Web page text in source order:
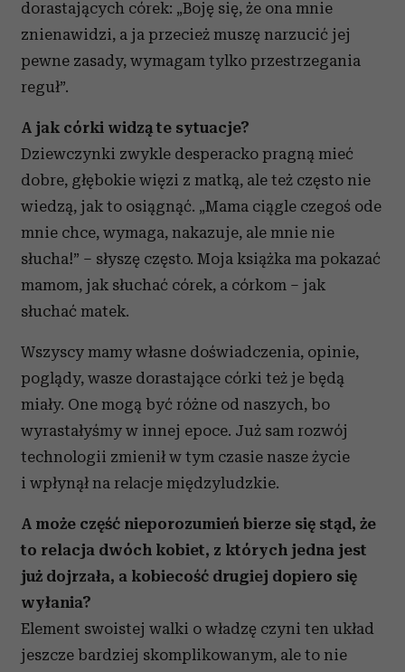
dorastających córek: „Boję się, że ona mnie
znienawidzi, a ja przecież muszę narzucić jej
pewne zasady, wymagam tylko przestrzegania
reguł”.
A jak córki widzą te sytuacje?
Dziewczynki zwykle desperacko pragną mieć
dobre, głębokie więzi z matką, ale też często nie
wiedzą, jak to osiągnąć. „Mama ciągle czegoś ode
mnie chce, wymaga, nakazuje, ale mnie nie
słucha!” – słyszę często. Moja książka ma pokazać
mamom, jak słuchać córek, a córkom – jak
słuchać matek.
Wszyscy mamy własne doświadczenia, opinie,
poglądy, wasze dorastające córki też je będą
miały. One mogą być różne od naszych, bo
wyrastałyśmy w innej epoce. Już sam rozwój
technologii zmienił w tym czasie nasze życie
i wpłynął na relacje międzyludzkie.
A może część nieporozumień bierze się stąd, że
to relacja dwóch kobiet, z których jedna jest
już dojrzała, a kobiecość drugiej dopiero się
wyłania?
Element swoistej walki o władzę czyni ten układ
jeszcze bardziej skomplikowanym, ale to nie